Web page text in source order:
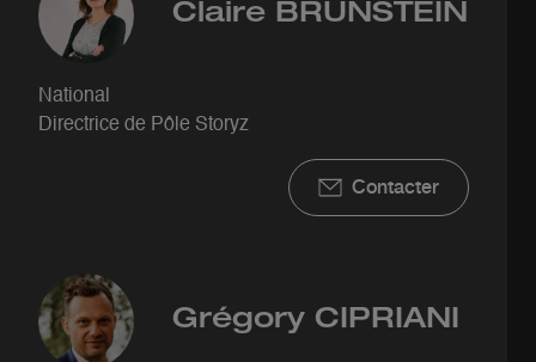
Claire BRUNSTEIN
National
Directrice de Pôle Storyz
Contacter
Grégory CIPRIANI